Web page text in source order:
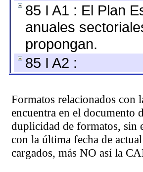
85 I A1 : El Plan
anuales
propongan.
85 I A2 :
Formatos relacionados con
encuentra en el documento
duplicidad de formatos, sin
con la última fecha de
cargados, más NO así la